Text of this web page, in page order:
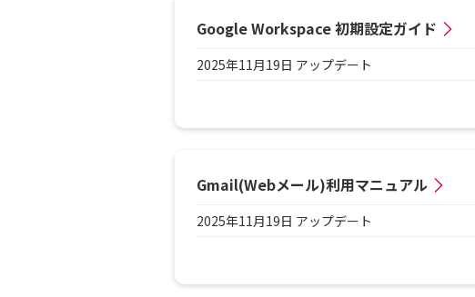
Google Workspace 初期設定ガイド
2025年11月19日 アップデート
Gmail(Webメール)利用マニュアル
2025年11月19日 アップデート